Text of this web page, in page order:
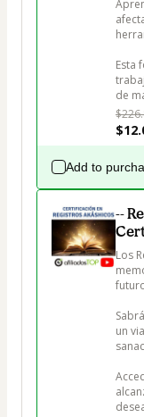
Esta
de
Add to
--
Los
un